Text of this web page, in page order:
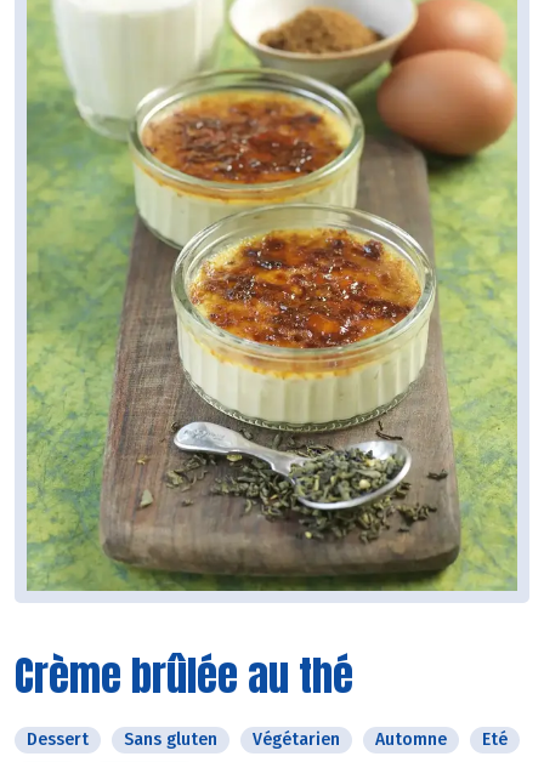
Crème brûlée au thé
Dessert Sans gluten Végétarien Automne
Eté